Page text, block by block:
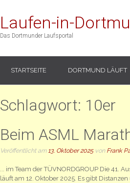
Laufen-in-
Das Dortmunder Laufsportal
STARTSEITE DORTMUND LÄUFT
Schlagwort: 10er
Beim ASML
Veröffentlicht am 13. Oktober 2025von Frank
... im Team der TÜVNORDGROUP Die 41.
läuft am 12. Oktober 2025. Es gibt